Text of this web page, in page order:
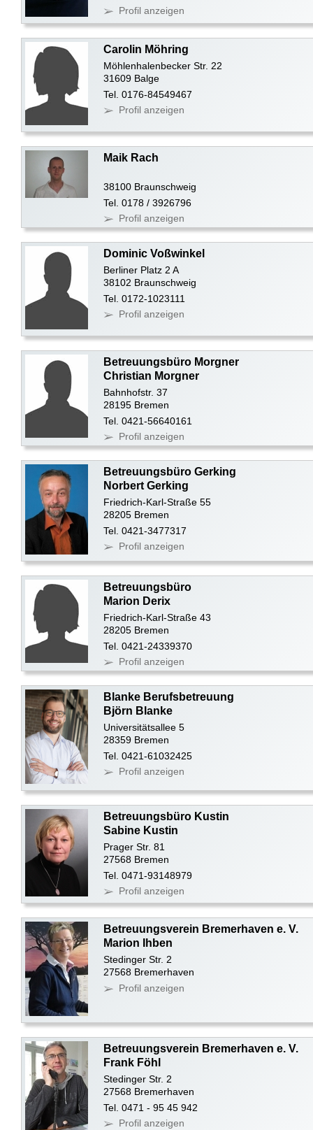
Profil anzeigen
Carolin Möhring
Möhlenhalenbecker Str. 22
31609 Balge
Tel. 0176-84549467
Profil anzeigen
Maik Rach
38100 Braunschweig
Tel. 0178 / 3926796
Profil anzeigen
Dominic Voßwinkel
Berliner Platz 2 A
38102 Braunschweig
Tel. 0172-1023111
Profil anzeigen
Betreuungsbüro Morgner
Christian Morgner
Bahnhofstr. 37
28195 Bremen
Tel. 0421-56640161
Profil anzeigen
Betreuungsbüro Gerking
Norbert Gerking
Friedrich-Karl-Straße 55
28205 Bremen
Tel. 0421-3477317
Profil anzeigen
Betreuungsbüro
Marion Derix
Friedrich-Karl-Straße 43
28205 Bremen
Tel. 0421-24339370
Profil anzeigen
Blanke Berufsbetreuung
Björn Blanke
Universitätsallee 5
28359 Bremen
Tel. 0421-61032425
Profil anzeigen
Betreuungsbüro Kustin
Sabine Kustin
Prager Str. 81
27568 Bremen
Tel. 0471-93148979
Profil anzeigen
Betreuungsverein Bremerhaven e. V.
Marion Ihben
Stedinger Str. 2
27568 Bremerhaven
Profil anzeigen
Betreuungsverein Bremerhaven e. V.
Frank Föhl
Stedinger Str. 2
27568 Bremerhaven
Tel. 0471 - 95 45 942
Profil anzeigen